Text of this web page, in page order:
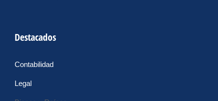
Destacados
Contabilidad
Legal